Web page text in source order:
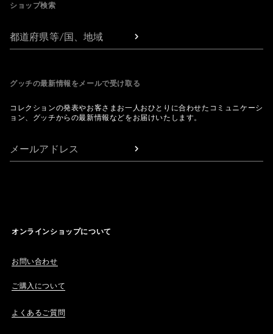
ショップ検索
都道府県等/国、地域
グッチの最新情報をメールで受け取る
コレクションの発表やお客さまお一人おひとりに合わせたコミュニケーシ
ョン、グッチからの最新情報などをお届けいたします。
メールアドレス
オンラインショップについて
お問い合わせ
ご購入について
よくあるご質問